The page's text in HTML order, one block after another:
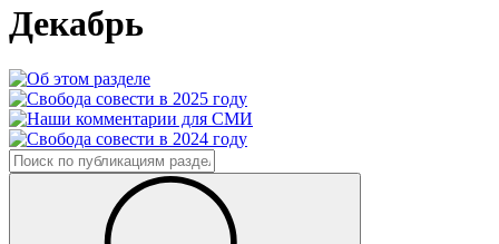
Декабрь